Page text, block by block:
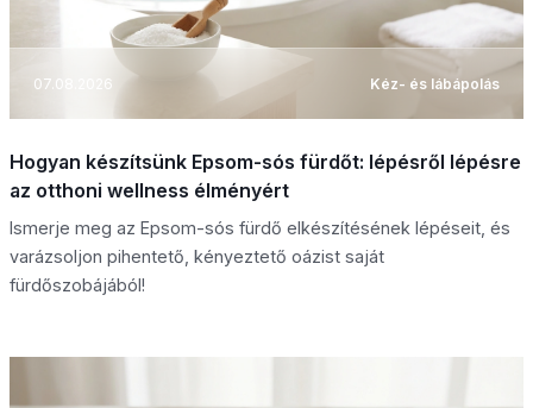
07.08.2026 Kéz- és lábápolás
Hogyan készítsünk Epsom-sós fürdőt: lépésről lépésre
az otthoni wellness élményért
Ismerje meg az Epsom-sós fürdő elkészítésének lépéseit, és
varázsoljon pihentető, kényeztető oázist saját
fürdőszobájából!